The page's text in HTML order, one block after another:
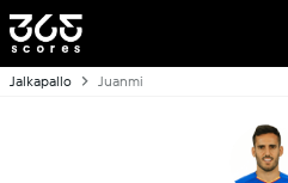
Jalkapallo Juanmi